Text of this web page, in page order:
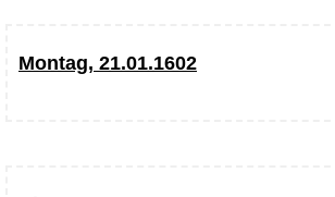
Montag, 21.01.1602